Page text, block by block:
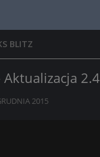
BLITZ
Aktualizacja 2.4
2015